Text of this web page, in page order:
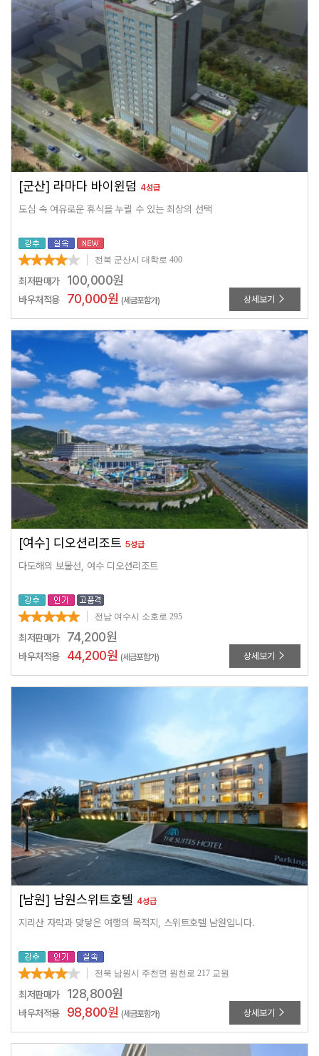
[군산] 라마다 바이윈덤 4성급
도심 속 여유로운 휴식을 누릴 수 있는 최상의 선택
전북 군산시 대학로 400
최저판매가 100,000원
바우처적용 70,000원 (세금포함가) 상세보기
[여수] 디오션리조트 5성급
다도해의 보물선, 여수 디오션리조트
전남 여수시 소호로 295
최저판매가 74,200원
바우처적용 44,200원 (세금포함가) 상세보기
[남원] 남원스위트호텔 4성급
지리산 자락과 맞닿은 여행의 목적지, 스위트호텔 남원입니다.
전북 남원시 주천면 원천로 217 교원
최저판매가 128,800원
바우처적용 98,800원 (세금포함가) 상세보기